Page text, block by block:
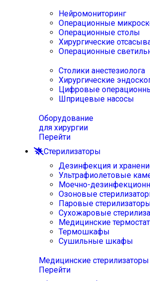
Нейромониторинг
Операционные
Операционные столы
Хирургические
Операционные
Столики анестезиолога
Хирургические
Цифровые
Шприцевые насосы
Оборудование
для хирургии
Перейти
Стерилизаторы
Дезинфекция и
Ультрафиолетовые
Моечно-
Озоновые
Паровые
Сухожаровые
Медицинские
Термошкафы
Сушильные шкафы
Медицинские стерилизаторы
Перейти